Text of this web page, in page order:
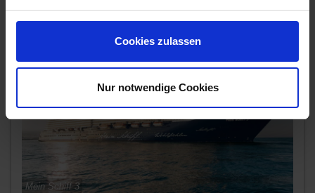
Cookies zulassen
Nur notwendige Cookies
04. OKT 2026 BIS 11. OKT 2026 AB/BIS
BREMERHAVEN
Mein Schiff 3